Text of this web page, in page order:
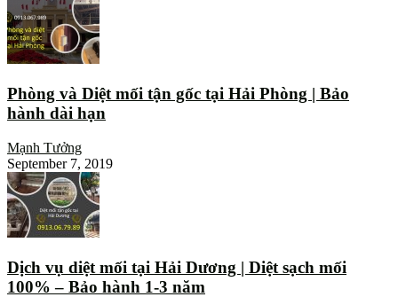
Phòng và Diệt mối tận gốc tại Hải Phòng | Bảo
hành dài hạn
Mạnh Tưởng
September 7, 2019
Dịch vụ diệt mối tại Hải Dương | Diệt sạch mối
100% – Bảo hành 1-3 năm